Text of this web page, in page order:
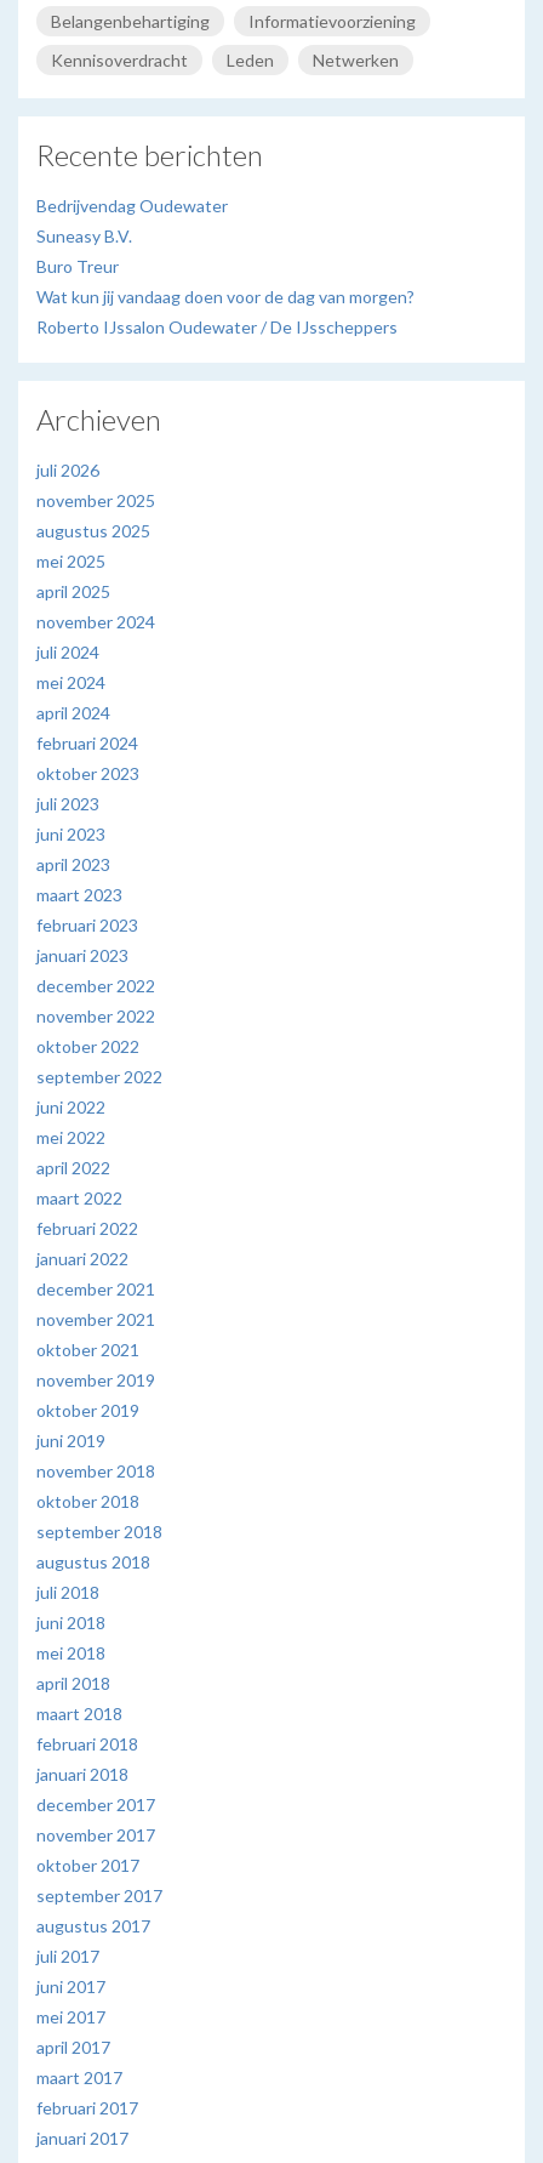
Belangenbehartiging
Informatievoorziening
Kennisoverdracht
Leden Netwerken
Recente berichten
Bedrijvendag Oudewater
Suneasy B.V.
Buro Treur
Wat kun jij vandaag doen voor de dag van morgen?
Roberto IJssalon Oudewater / De IJsscheppers
Archieven
juli 2026
november 2025
augustus 2025
mei 2025
april 2025
november 2024
juli 2024
mei 2024
april 2024
februari 2024
oktober 2023
juli 2023
juni 2023
april 2023
maart 2023
februari 2023
januari 2023
december 2022
november 2022
oktober 2022
september 2022
juni 2022
mei 2022
april 2022
maart 2022
februari 2022
januari 2022
december 2021
november 2021
oktober 2021
november 2019
oktober 2019
juni 2019
november 2018
oktober 2018
september 2018
augustus 2018
juli 2018
juni 2018
mei 2018
april 2018
maart 2018
februari 2018
januari 2018
december 2017
november 2017
oktober 2017
september 2017
augustus 2017
juli 2017
juni 2017
mei 2017
april 2017
maart 2017
februari 2017
januari 2017